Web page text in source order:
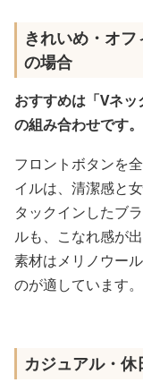
きれいめ・オ
の場合
おすすめは「Vネッ
の組み合わせです。
フロントボタンを
イルは、清潔感と
タックインしたブ
ルも、こなれ感が
素材はメリノウー
のが適しています。
カジュアル・